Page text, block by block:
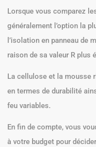
Lorsque vous comparez
généralement l’option la
l’isolation en panneau de
raison de sa valeur R plus
La cellulose et la mousse
en termes de durabilité
feu variables.
En fin de compte, vous
à votre budget pour